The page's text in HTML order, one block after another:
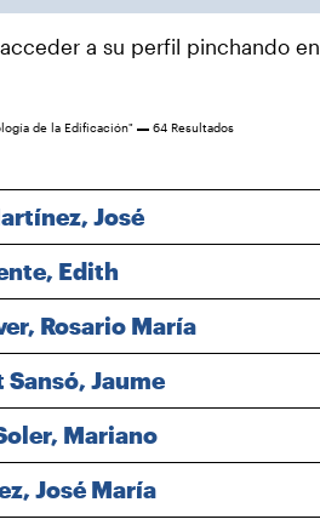
a su perfil pinchando en
de la Edificación" 64 Resultados
José
Edith
Rosario María
Jaume
Mariano
José María